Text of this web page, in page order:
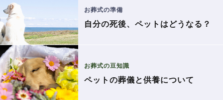
お葬式の準備
自分の死後、ペットはどうなる？
お葬式の豆知識
ペットの葬儀と供養について